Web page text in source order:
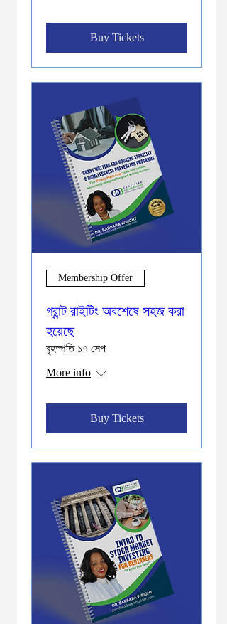
Buy Tickets
Membership Offer
গ্রান্ট রাইটিং অবশেষে সহজ করা
হয়েছে
বৃহস্পতি ১৭ সেপ
More info
Buy Tickets